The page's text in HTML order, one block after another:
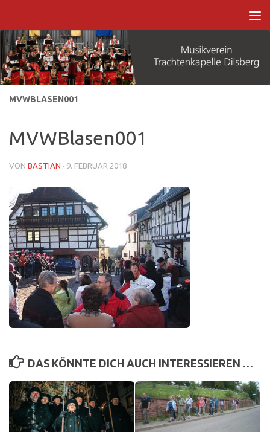
MVWBLASEN001
MVWBlasen001
VON BASTIAN · 9. FEBRUAR 2018
DAS KÖNNTE DICH AUCH INTERESSIEREN …